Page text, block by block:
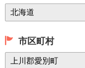
市区町村